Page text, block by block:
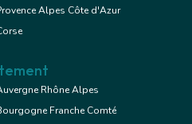
Alpes Côte d'Azur
Rhône Alpes
Franche Comté